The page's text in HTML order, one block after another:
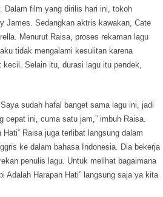
Dalam film yang dirilis hari ini, tokoh
James. Sedangkan aktris kawakan, Cate
Menurut Raisa, proses rekaman lagu
tidak mengalami kesulitan karena
kecil. Selain itu, durasi lagu itu pendek,
sudah hafal banget sama lagu ini, jadi
cepat ini, cuma satu jam,” imbuh Raisa.
Raisa juga terlibat langsung dalam
ke dalam bahasa Indonesia. Dia bekerja
penulis lagu. Untuk melihat bagaimana
Adalah Harapan Hati” langsung saja ya kita